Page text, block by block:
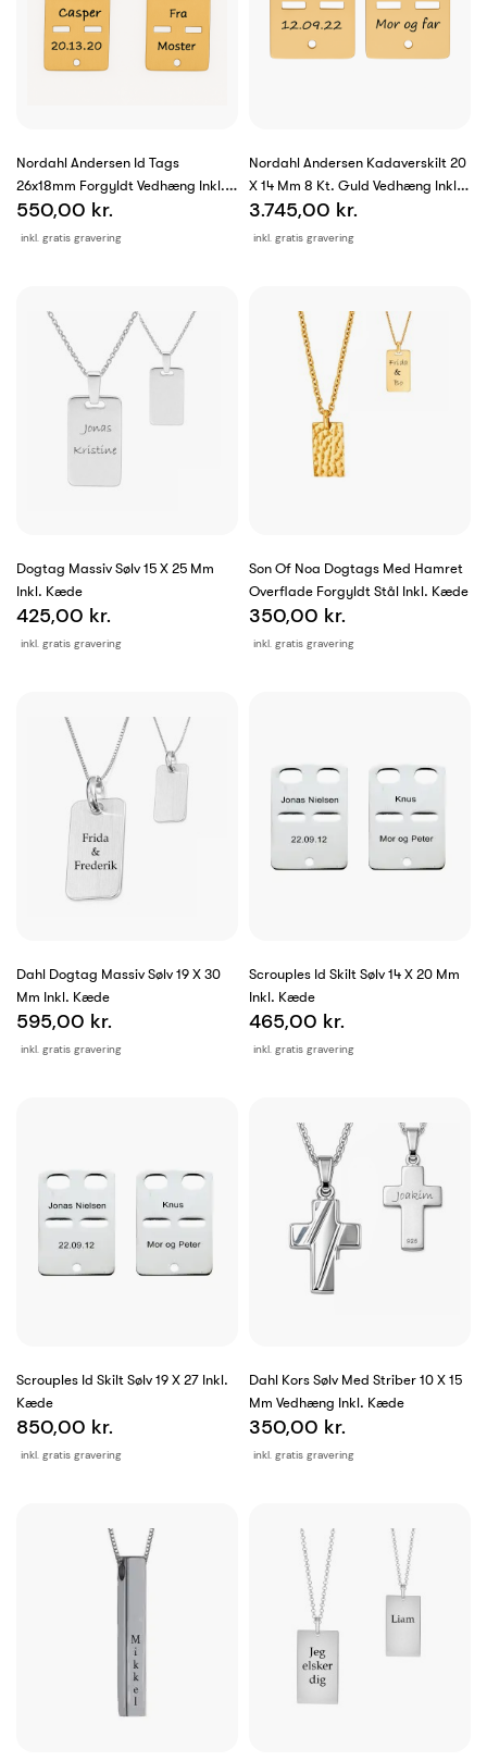
Nordahl Andersen Id Tags
26x18mm Forgyldt Vedhæng Inkl.
Kæde
inkl. gratis gravering
550,00 kr.
Nordahl Andersen Kadaverskilt 20
X 14 Mm 8 Kt. Guld Vedhæng Inkl.
Kæde
inkl. gratis gravering
3.745,00 kr.
Dogtag Massiv Sølv 15 X 25 Mm
Inkl. Kæde
inkl. gratis gravering
425,00 kr.
Son Of Noa Dogtags Med Hamret
Overflade Forgyldt Stål Inkl. Kæde
inkl. gratis gravering
350,00 kr.
Dahl Dogtag Massiv Sølv 19 X 30
Mm Inkl. Kæde
inkl. gratis gravering
595,00 kr.
Scrouples Id Skilt Sølv 14 X 20 Mm
Inkl. Kæde
inkl. gratis gravering
465,00 kr.
Scrouples Id Skilt Sølv 19 X 27 Inkl.
Kæde
inkl. gratis gravering
850,00 kr.
Dahl Kors Sølv Med Striber 10 X 15
Mm Vedhæng Inkl. Kæde
inkl. gratis gravering
350,00 kr.